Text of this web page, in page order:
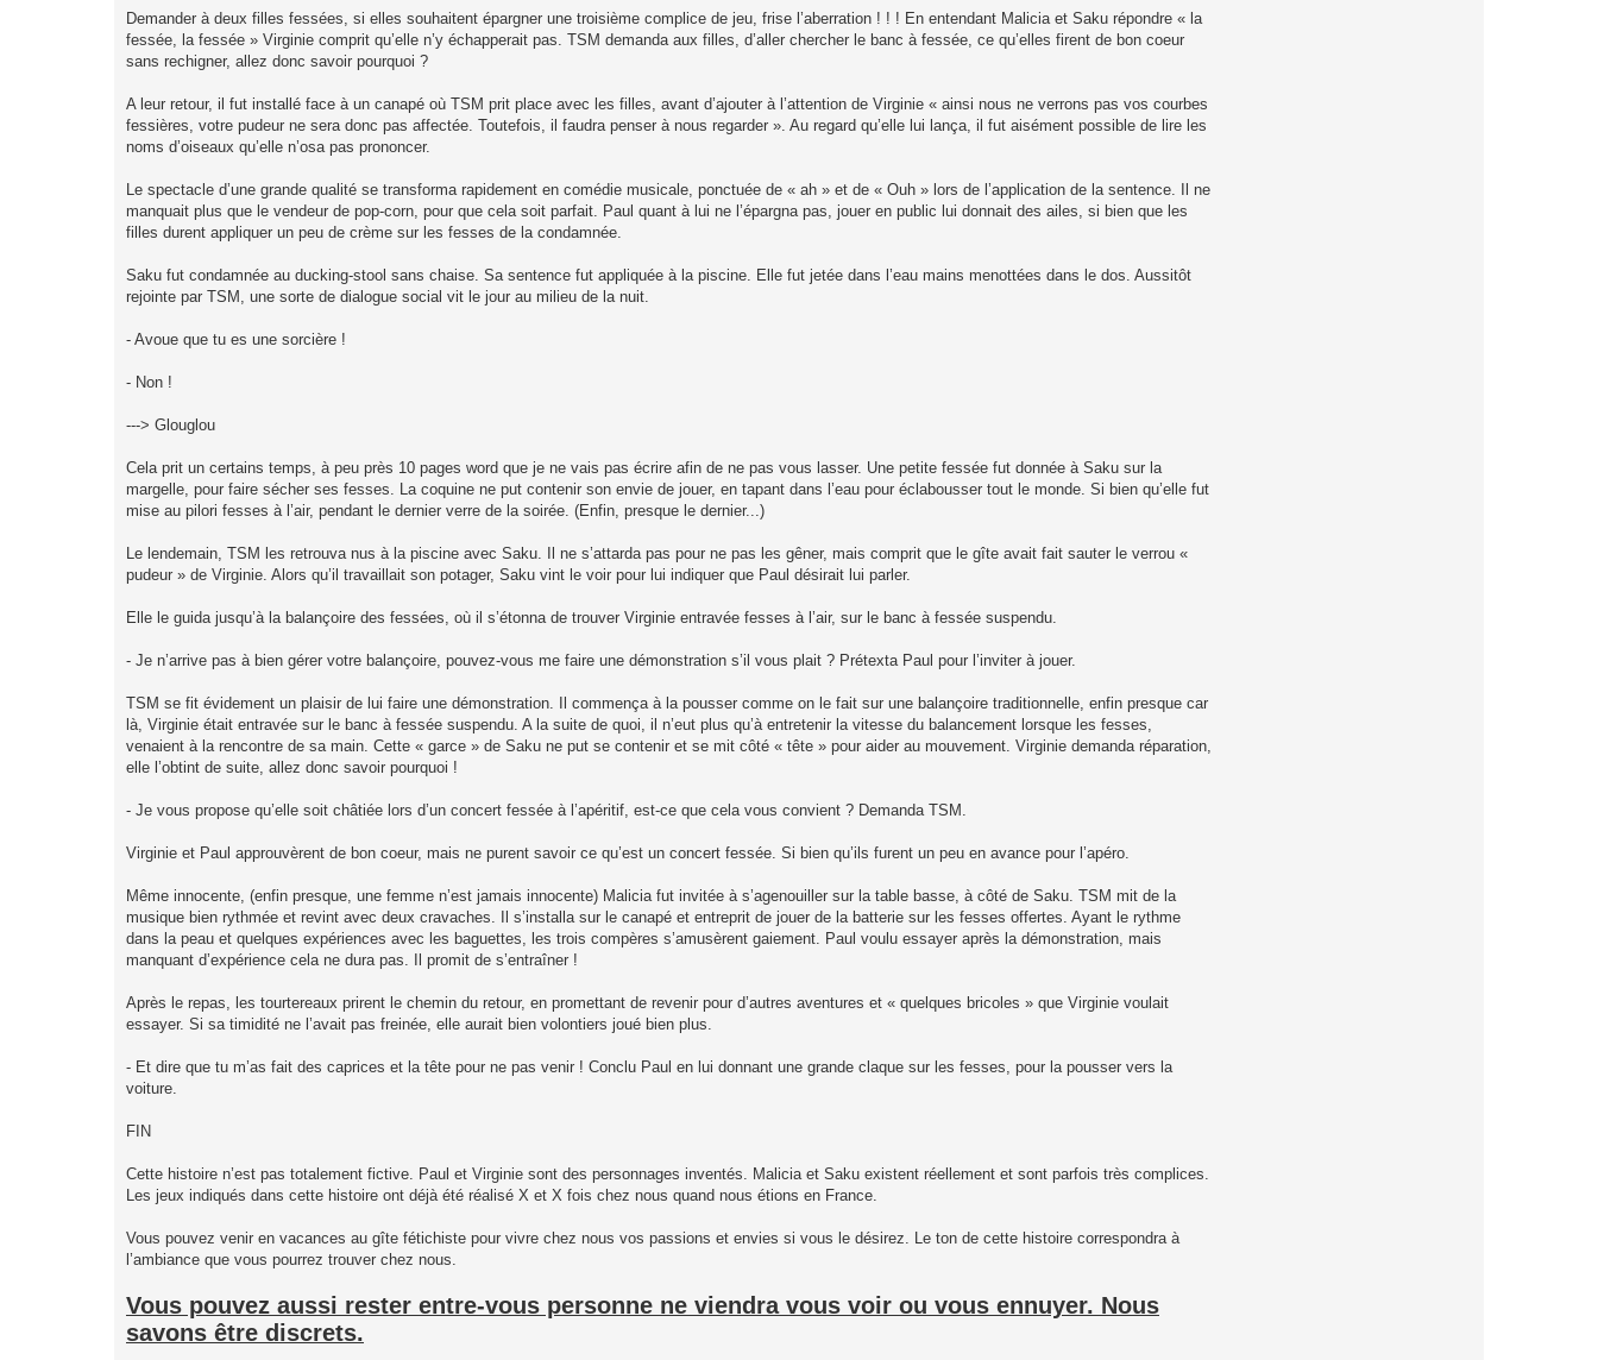
Demander à deux filles fessées, si elles souhaitent épargner une troisième complice de jeu, frise l’aberration ! ! ! En entendant Malicia et Saku répondre « la
fessée, la fessée » Virginie comprit qu’elle n’y échapperait pas. TSM demanda aux filles, d’aller chercher le banc à fessée, ce qu’elles firent de bon coeur
sans rechigner, allez donc savoir pourquoi ?
A leur retour, il fut installé face à un canapé où TSM prit place avec les filles, avant d’ajouter à l’attention de Virginie « ainsi nous ne verrons pas vos courbes
fessières, votre pudeur ne sera donc pas affectée. Toutefois, il faudra penser à nous regarder ». Au regard qu’elle lui lança, il fut aisément possible de lire les
noms d’oiseaux qu’elle n’osa pas prononcer.
Le spectacle d’une grande qualité se transforma rapidement en comédie musicale, ponctuée de « ah » et de « Ouh » lors de l’application de la sentence. Il ne
manquait plus que le vendeur de pop-corn, pour que cela soit parfait. Paul quant à lui ne l’épargna pas, jouer en public lui donnait des ailes, si bien que les
filles durent appliquer un peu de crème sur les fesses de la condamnée.
Saku fut condamnée au ducking-stool sans chaise. Sa sentence fut appliquée à la piscine. Elle fut jetée dans l’eau mains menottées dans le dos. Aussitôt
rejointe par TSM, une sorte de dialogue social vit le jour au milieu de la nuit.
- Avoue que tu es une sorcière !
- Non !
---> Glouglou
Cela prit un certains temps, à peu près 10 pages word que je ne vais pas écrire afin de ne pas vous lasser. Une petite fessée fut donnée à Saku sur la
margelle, pour faire sécher ses fesses. La coquine ne put contenir son envie de jouer, en tapant dans l’eau pour éclabousser tout le monde. Si bien qu’elle fut
mise au pilori fesses à l’air, pendant le dernier verre de la soirée. (Enfin, presque le dernier...)
Le lendemain, TSM les retrouva nus à la piscine avec Saku. Il ne s’attarda pas pour ne pas les gêner, mais comprit que le gîte avait fait sauter le verrou «
pudeur » de Virginie. Alors qu’il travaillait son potager, Saku vint le voir pour lui indiquer que Paul désirait lui parler.
Elle le guida jusqu’à la balançoire des fessées, où il s’étonna de trouver Virginie entravée fesses à l’air, sur le banc à fessée suspendu.
- Je n’arrive pas à bien gérer votre balançoire, pouvez-vous me faire une démonstration s’il vous plait ? Prétexta Paul pour l’inviter à jouer.
TSM se fit évidement un plaisir de lui faire une démonstration. Il commença à la pousser comme on le fait sur une balançoire traditionnelle, enfin presque car
là, Virginie était entravée sur le banc à fessée suspendu. A la suite de quoi, il n’eut plus qu’à entretenir la vitesse du balancement lorsque les fesses,
venaient à la rencontre de sa main. Cette « garce » de Saku ne put se contenir et se mit côté « tête » pour aider au mouvement. Virginie demanda réparation,
elle l’obtint de suite, allez donc savoir pourquoi !
- Je vous propose qu’elle soit châtiée lors d’un concert fessée à l’apéritif, est-ce que cela vous convient ? Demanda TSM.
Virginie et Paul approuvèrent de bon coeur, mais ne purent savoir ce qu’est un concert fessée. Si bien qu’ils furent un peu en avance pour l’apéro.
Même innocente, (enfin presque, une femme n’est jamais innocente) Malicia fut invitée à s’agenouiller sur la table basse, à côté de Saku. TSM mit de la
musique bien rythmée et revint avec deux cravaches. Il s’installa sur le canapé et entreprit de jouer de la batterie sur les fesses offertes. Ayant le rythme
dans la peau et quelques expériences avec les baguettes, les trois compères s’amusèrent gaiement. Paul voulu essayer après la démonstration, mais
manquant d’expérience cela ne dura pas. Il promit de s’entraîner !
Après le repas, les tourtereaux prirent le chemin du retour, en promettant de revenir pour d’autres aventures et « quelques bricoles » que Virginie voulait
essayer. Si sa timidité ne l’avait pas freinée, elle aurait bien volontiers joué bien plus.
- Et dire que tu m’as fait des caprices et la tête pour ne pas venir ! Conclu Paul en lui donnant une grande claque sur les fesses, pour la pousser vers la
voiture.
FIN
Cette histoire n’est pas totalement fictive. Paul et Virginie sont des personnages inventés. Malicia et Saku existent réellement et sont parfois très complices.
Les jeux indiqués dans cette histoire ont déjà été réalisé X et X fois chez nous quand nous étions en France.
Vous pouvez venir en vacances au gîte fétichiste pour vivre chez nous vos passions et envies si vous le désirez. Le ton de cette histoire correspondra à
l’ambiance que vous pourrez trouver chez nous.
Vous pouvez aussi rester entre-vous personne ne viendra vous voir ou vous ennuyer. Nous
savons être discrets.